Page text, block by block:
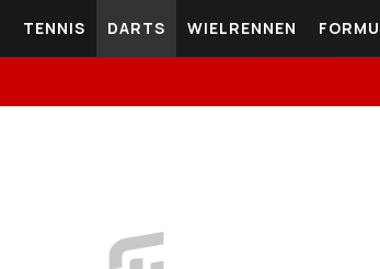
TENNIS DARTS WIELRENNEN